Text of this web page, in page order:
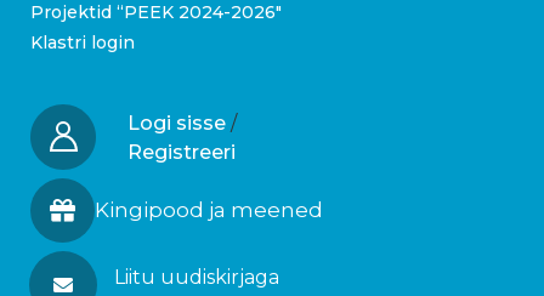
Projektid “PEEK 2024-2026″
Klastri login
Logi sisse /
Registreeri
Kingipood ja meened
Liitu uudiskirjaga